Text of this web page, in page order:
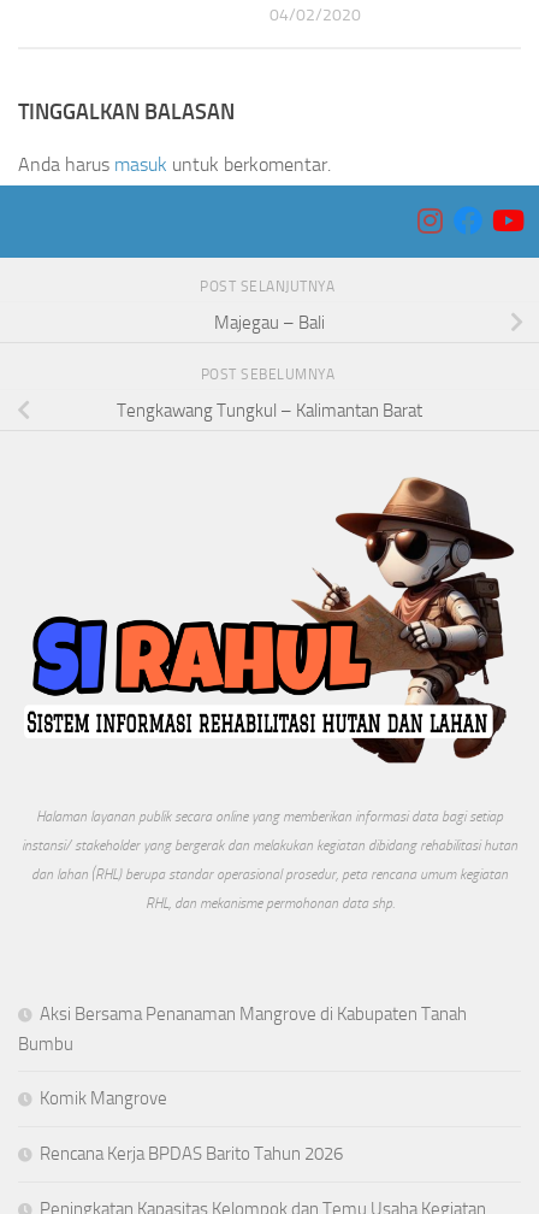
04/02/2020
TINGGALKAN BALASAN
Anda harus masuk untuk berkomentar.
POST SELANJUTNYA
Majegau – Bali
POST SEBELUMNYA
Tengkawang Tungkul – Kalimantan Barat
Halaman layanan publik secara online yang memberikan informasi data bagi setiap
instansi/ stakeholder yang bergerak dan melakukan kegiatan dibidang rehabilitasi hutan
dan lahan (RHL) berupa standar operasional prosedur, peta rencana umum kegiatan
RHL, dan mekanisme permohonan data shp.
Aksi Bersama Penanaman Mangrove di Kabupaten Tanah
Bumbu
Komik Mangrove
Rencana Kerja BPDAS Barito Tahun 2026
Peningkatan Kapasitas Kelompok dan Temu Usaha Kegiatan